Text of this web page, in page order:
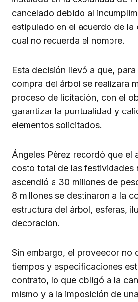
cancelado debido al
estipulado en el acuerdo de la
cual no recuerda el nombre.
Esta decisión llevó a que,
compra del árbol se realizara
proceso de licitación, con el
garantizar la puntualidad y
elementos solicitados.
Ángeles Pérez recordó que el
costo total de las festividades
ascendió a 30 millones de
8 millones se destinaron a la
estructura del árbol, esferas,
decoración.
Sin embargo, el proveedor no
tiempos y especificaciones
contrato, lo que obligó a la
mismo y a la imposición de